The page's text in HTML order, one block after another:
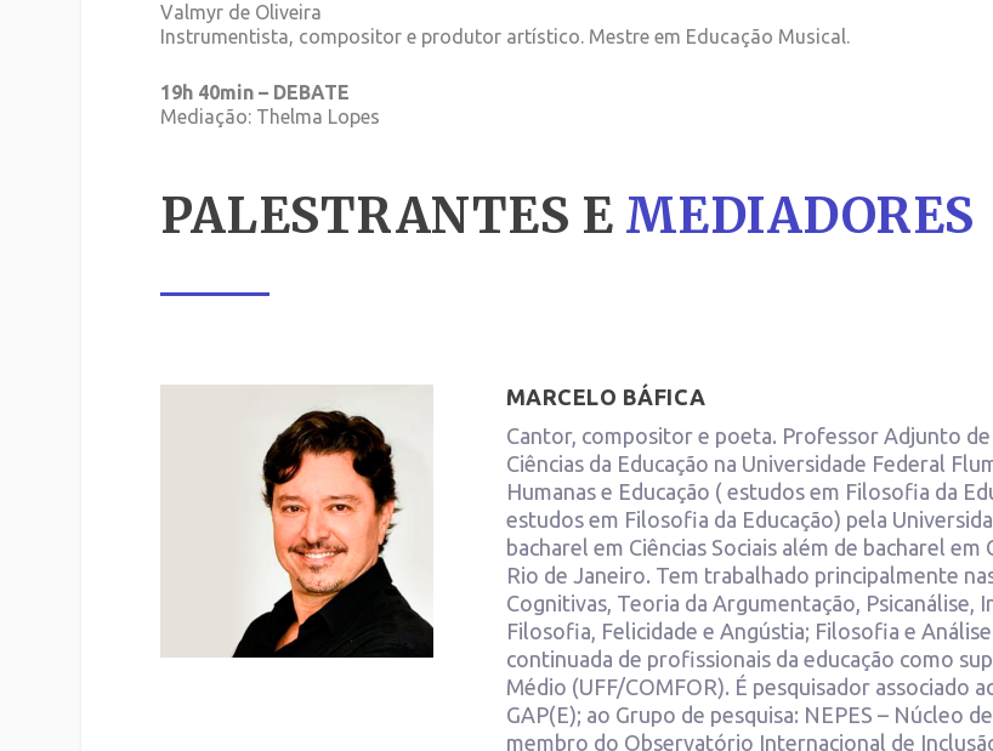
Valmyr de Oliveira
Instrumentista, compositor e produtor artístico. Mestre em Educação Musical.
19h 40min – DEBATE
Mediação: Thelma Lopes
PALESTRANTES E MEDIADORES
MARCELO BÁFICA
Cantor, compositor e poeta. Professor Adjunto
Ciências da Educação na Universidade Federal
Humanas e Educação ( estudos em Filosofia da
estudos em Filosofia da Educação) pela
bacharel em Ciências Sociais além de bacharel
Rio de Janeiro. Tem trabalhado principalmente
Cognitivas, Teoria da Argumentação,
Filosofia, Felicidade e Angústia; Filosofia e
continuada de profissionais da educação como
Médio (UFF/COMFOR). É pesquisador associado
GAP(E); ao Grupo de pesquisa: NEPES – Núcleo
membro do Observatório Internacional de